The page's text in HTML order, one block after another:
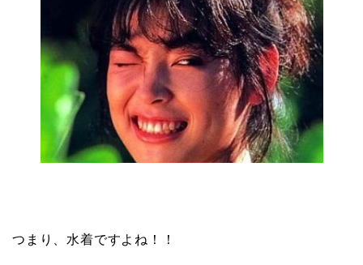
つまり、水着ですよね！！